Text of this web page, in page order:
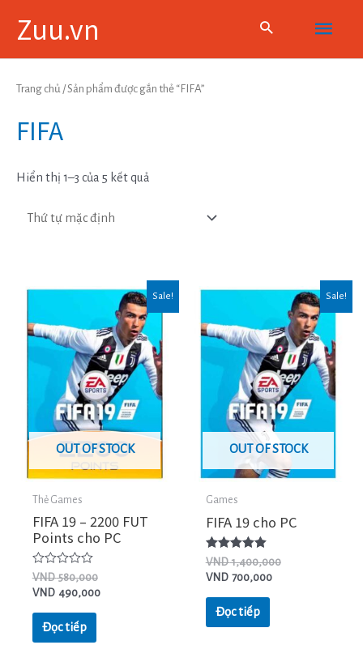
Zuu.vn
Main
Menu
Trang chủ / Sản phẩm được gắn thẻ “FIFA”
FIFA
Hiển thị 1–3 của 5 kết quả
Sale!
OUT OF STOCK
Thẻ Games
FIFA 19 – 2200 FUT
Points cho PC
Được
xếp
hạng
sao
VND580,000
VND 490,000
Đọc tiếp
Sale!
OUT OF STOCK
Games
FIFA 19 cho PC
Được xếp
hạng
5.00
VND1,400,000
VND 700,000
Đọc tiếp